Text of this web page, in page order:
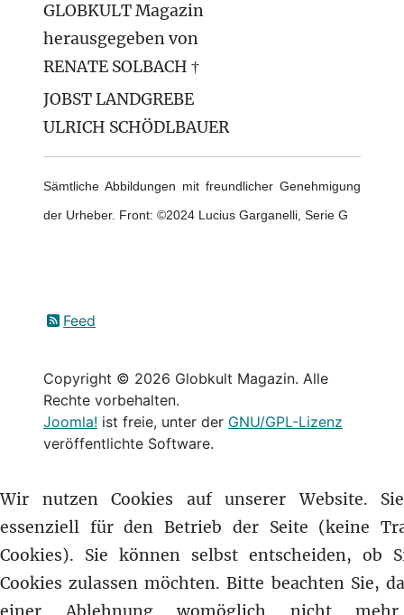
GLOBKULT Magazin
herausgegeben von
RENATE SOLBACH †
JOBST LANDGREBE
ULRICH SCHÖDLBAUER
Sämtliche Abbildungen mit freundlicher Genehmigung
der Urheber. Front: ©2024 Lucius Garganelli, Serie G
Feed
Copyright © 2026 Globkult Magazin. Alle
Rechte vorbehalten.
Joomla! ist freie, unter der GNU/GPL-Lizenz
veröffentlichte Software.
Wir nutzen Cookies auf unserer Website.
essenziell für den Betrieb der Seite (keine
Cookies). Sie können selbst entscheiden, ob
Cookies zulassen möchten. Bitte beachten Sie,